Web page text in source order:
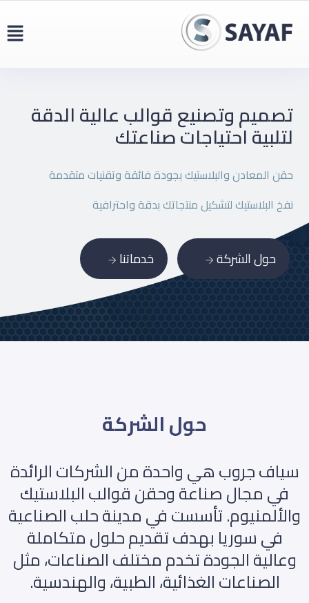
تصميم وتصنيع قوالب عاليةالدقة
لتلبية احتياجات صناعتك
حقن المعادن والبلاستيك بجودة فائقة وتقنيات متقدمة
نفخ البلاستيك لتشكيل منتجاتك بدقة واحترافية
حول الشركة خدماتنا
حول الشركة
سياف جروب هي واحدة من الشركات الرائدة
في مجال صناعة وحقن قوالب البلاستيك
والألمنيوم. تأسست في مدينة حلب الصناعية
في سوريا بهدف تقديم حلول متكاملة
وعالية الجودة تخدم مختلف الصناعات، مثل
الصناعات الغذائية، الطبية، والهندسية.